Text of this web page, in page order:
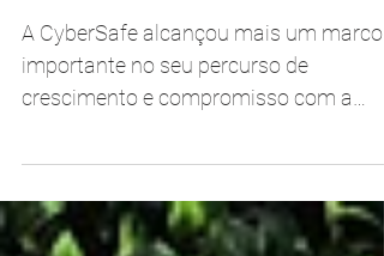
ISO/IEC 27001
A CyberSafe alcançou mais um marco
importante no seu percurso de
excelência: a certificação do seu
de Gestão da Segurança da Informação
(SGSI) de acordo com a norma ISO/IEC